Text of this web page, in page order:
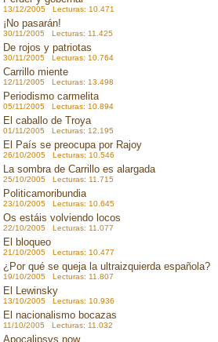
13/12/2005 Lecturas: 10.471
¡No pasarán!
30/11/2005 Lecturas: 11.425
De rojos y patriotas
30/11/2005 Lecturas: 10.764
Carrillo miente
12/11/2005 Lecturas: 13.498
Periodismo carmelita
05/11/2005 Lecturas: 10.894
El caballo de Troya
01/11/2005 Lecturas: 12.195
El País se preocupa por Rajoy
26/10/2005 Lecturas: 10.546
La sombra de Carrillo es alargada
25/10/2005 Lecturas: 11.715
Politicamoribundia
23/10/2005 Lecturas: 10.645
Os estáis volviendo locos
22/10/2005 Lecturas: 11.077
El bloqueo
21/10/2005 Lecturas: 10.477
¿Por qué se queja la ultraizquierda española?
19/10/2005 Lecturas: 11.807
El Lewinsky
13/10/2005 Lecturas: 10.936
El nacionalismo bocazas
11/10/2005 Lecturas: 11.032
Apocalipsys now